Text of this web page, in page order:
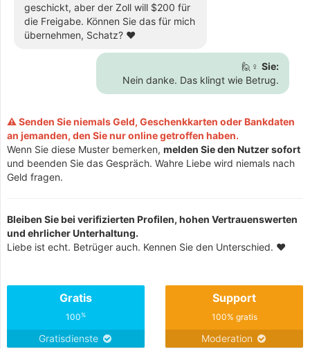
geschickt, aber der Zoll will $200 für
die Freigabe. Können Sie das für mich
übernehmen, Schatz? ❤️
🙋♀️ Sie:
Nein danke. Das klingt wie Betrug.
⚠️ Senden Sie niemals Geld, Geschenkkarten oder Bankdaten
an jemanden, den Sie nur online getroffen haben.
Wenn Sie diese Muster bemerken, melden Sie den Nutzer sofort
und beenden Sie das Gespräch. Wahre Liebe wird niemals nach
Geld fragen.
Bleiben Sie bei verifizierten Profilen, hohen Vertrauenswerten
und ehrlicher Unterhaltung.
Liebe ist echt. Betrüger auch. Kennen Sie den Unterschied. ❤️
Gratis
100%
Gratisdienste
Support
100% gratis
Moderation